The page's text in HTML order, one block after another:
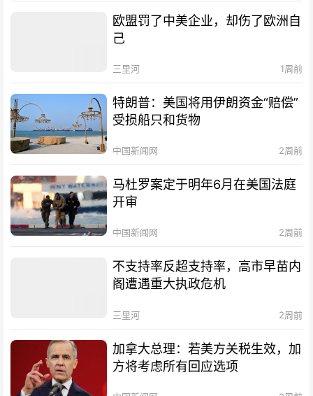
欧盟罚了中美企业，却伤了欧洲自
己
三里河 1周前
特朗普：美国将用伊朗资金“赔偿”
受损船只和货物
中国新闻网 2周前
马杜罗案定于明年6月在美国法庭
开审
中国新闻网 2周前
不支持率反超支持率，高市早苗内
阁遭遇重大执政危机
三里河 2周前
加拿大总理：若美方关税生效，加
方将考虑所有回应选项